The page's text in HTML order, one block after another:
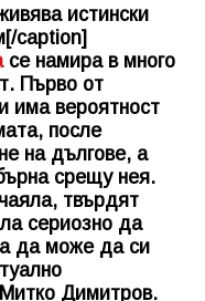
истински
caption]
се намира в много
Първо от
има вероятност
после
на дългове, а
срещу нея.
твърдят
сериозно да
да може да си
Димитров.